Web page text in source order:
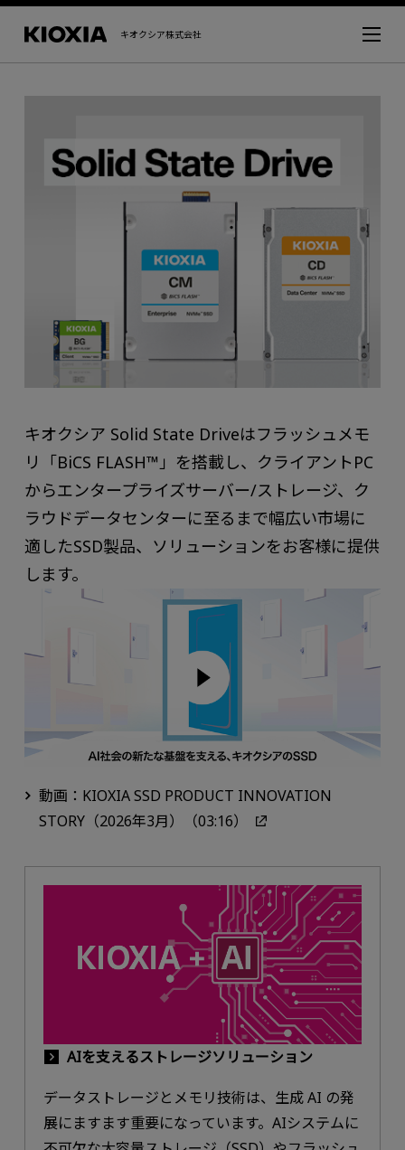
キオクシア株式会社
キオクシア Solid State Driveはフラッシュメモ
リ「BiCS FLASH™」を搭載し、クライアントPC
からエンタープライズサーバー/ストレージ、ク
ラウドデータセンターに至るまで幅広い市場に
適したSSD製品、ソリューションをお客様に提供
します。
動画：KIOXIA SSD PRODUCT INNOVATION
STORY（2026年3月）（03:16）
AIを支えるストレージソリューション
データストレージとメモリ技術は、生成 AI の発
展にますます重要になっています。AIシステムに